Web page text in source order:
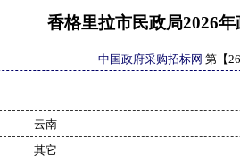
香格里拉市民政局2026
中国政府采购招标网 第【
云南
其它